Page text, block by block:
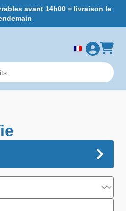
avant 14h00 = livraison le